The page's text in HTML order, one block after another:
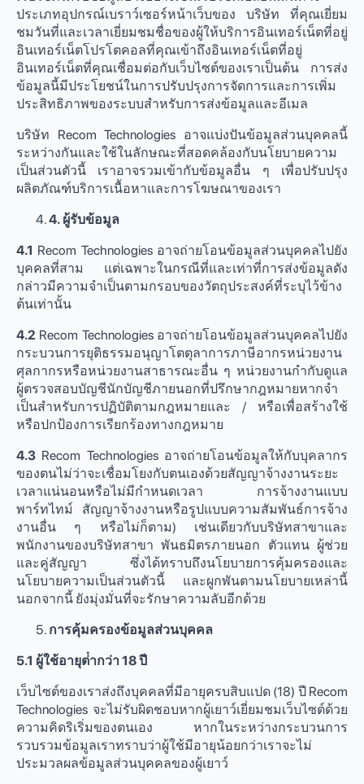
ประเภทอุปกรณ์เบราว์เซอร์หน้าเว็บของ บริษัท ที่คุณเยี่ยม
ชมวันที่และเวลาเยี่ยมชมชื่อของผู้ให้บริการอินเทอร์เน็ตที่อยู่
อินเทอร์เน็ตโปรโตคอลที่คุณเข้าถึงอินเทอร์เน็ตที่อยู่
อินเทอร์เน็ตที่คุณเชื่อมต่อกับเว็บไซต์ของเราเป็นต้น การส่ง
ข้อมูลนี้มีประโยชน์ในการปรับปรุงการจัดการและการเพิ่ม
ประสิทธิภาพของระบบสําหรับการส่งข้อมูลและอีเมล
บริษัท Recom Technologies อาจแบ่งปันข้อมูลส่วนบุคคลนี้
ระหว่างกันและใช้ในลักษณะที่สอดคล้องกับนโยบายความ
เป็นส่วนตัวนี้ เราอาจรวมเข้ากับข้อมูลอื่น ๆ เพื่อปรับปรุง
ผลิตภัณฑ์บริการเนื้อหาและการโฆษณาของเรา
4. ผู้รับข้อมูล
4.1 Recom Technologies อาจถ่ายโอนข้อมูลส่วนบุคคลไปยัง
บุคคลที่สาม แต่เฉพาะในกรณีที่และเท่าที่การส่งข้อมูลดัง
กล่าวมีความจําเป็นตามกรอบของวัตถุประสงค์ที่ระบุไว้ข้าง
ต้นเท่านั้น
4.2 Recom Technologies อาจถ่ายโอนข้อมูลส่วนบุคคลไปยัง
กระบวนการยุติธรรมอนุญาโตตุลาการภาษีอากรหน่วยงาน
ศุลกากรหรือหน่วยงานสาธารณะอื่น ๆ หน่วยงานกํากับดูแล
ผู้ตรวจสอบบัญชีนักบัญชีภายนอกที่ปรึกษากฎหมายหากจํา
เป็นสําหรับการปฏิบัติตามกฎหมายและ / หรือเพื่อสร้างใช้
หรือปกป้องการเรียกร้องทางกฎหมาย
4.3 Recom Technologies อาจถ่ายโอนข้อมูลให้กับบุคลากร
ของตนไม่ว่าจะเชื่อมโยงกับตนเองด้วยสัญญาจ้างงานระยะ
เวลาแน่นอนหรือไม่มีกำหนดเวลา การจ้างงานแบบ
พาร์ทไทม์ สัญญาจ้างงานหรือรูปแบบความสัมพันธ์การจ้าง
งานอื่น ๆ หรือไม่ก็ตาม) เช่นเดียวกับบริษัทสาขาและ
พนักงานของบริษัทสาขา พันธมิตรภายนอก ตัวแทน ผู้ช่วย
และคู่สัญญา ซึ่งได้ทราบถึงนโยบายการคุ้มครองและ
นโยบายความเป็นส่วนตัวนี้ และผูกพันตามนโยบายเหล่านี้
นอกจากนี้ ยังมุ่งมั่นที่จะรักษาความลับอีกด้วย
การคุ้มครองข้อมูลส่วนบุคคล
5.1 ผู้ใช้อายุต่ํากว่า 18 ปี
เว็บไซต์ของเราส่งถึงบุคคลที่มีอายุครบสิบแปด (18) ปี Recom
Technologies จะไม่รับผิดชอบหากผู้เยาว์เยี่ยมชมเว็บไซต์ด้วย
ความคิดริเริ่มของตนเอง หากในระหว่างกระบวนการ
รวบรวมข้อมูลเราทราบว่าผู้ใช้มีอายุน้อยกว่าเราจะไม่
ประมวลผลข้อมูลส่วนบุคคลของผู้เยาว์